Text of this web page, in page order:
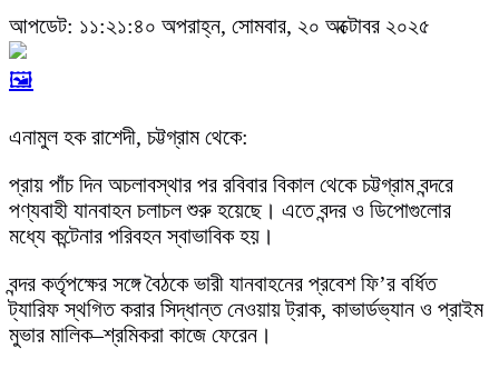
আপডেট: ১১:২১:৪০ অপরাহ্ন, সোমবার, ২০ অক্টোবর ২০২৫
🖼️
এনামুল হক রাশেদী, চট্টগ্রাম থেকে:
প্রায় পাঁচ দিন অচলাবস্থার পর রবিবার বিকাল থেকে চট্টগ্রাম বন্দরে
পণ্যবাহী যানবাহন চলাচল শুরু হয়েছে। এতে বন্দর ও ডিপোগুলোর
মধ্যে কন্টেনার পরিবহন স্বাভাবিক হয়।
বন্দর কর্তৃপক্ষের সঙ্গে বৈঠকে ভারী যানবাহনের প্রবেশ ফি’র বর্ধিত
ট্যারিফ স্থগিত করার সিদ্ধান্ত নেওয়ায় ট্রাক, কাভার্ডভ্যান ও প্রাইম
মুভার মালিক–শ্রমিকরা কাজে ফেরেন।